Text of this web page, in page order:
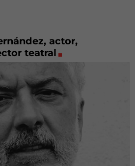
actor,
teatral